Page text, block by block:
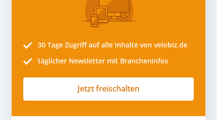
30 Tage Zugriff auf alle Inhalte von velobiz.de
täglicher Newsletter mit Brancheninfos
Jetzt freischalten